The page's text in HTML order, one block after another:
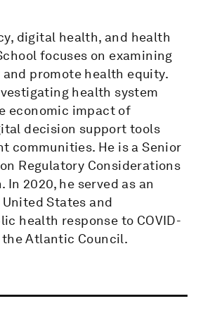
digital health, and health
focuses on examining
promote health equity.
health system
economic impact of
decision support tools
communities. He is a Senior
Regulatory Considerations
2020, he served as an
States and
health response to COVID-
the Atlantic Council.